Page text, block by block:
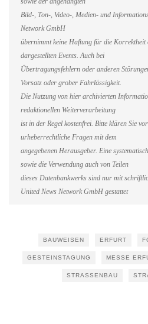
sowie der angehängten
Bild-, Ton-, Video-, Medien- und
Network GmbH
übernimmt keine Haftung für die Korrektheit
dargestellten Events. Auch bei
Übertragungsfehlern oder anderen
Vorsatz oder grober Fahrlässigkeit.
Die Nutzung von hier archivierten
redaktionellen Weiterverarbeitung
ist in der Regel kostenfrei. Bitte klären Sie
urheberrechtliche Fragen mit dem
angegebenen Herausgeber. Eine
sowie die Verwendung auch von Teilen
dieses Datenbankwerks sind nur mit
United News Network GmbH gestattet
BAUWEISEN ERFURT
GESTEINSTAGUNG MESSE
STRASSENBAU